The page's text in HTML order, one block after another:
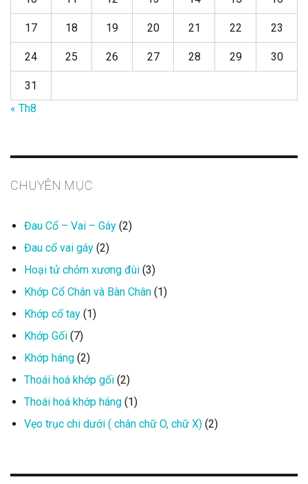
17 18 19 20 21 22 23
24 25 26 27 28 29 30
31
« Th8
CHUYÊN MỤC
Đau Cổ – Vai – Gáy (2)
Đau cổ vai gáy (2)
Hoại tử chỏm xương đùi (3)
Khớp Cổ Chân và Bàn Chân (1)
Khớp cổ tay (1)
Khớp Gối (7)
Khớp háng (2)
Thoái hoá khớp gối (2)
Thoái hoá khớp háng (1)
Vẹo trục chi dưới ( chân chữ O, chữ X) (2)